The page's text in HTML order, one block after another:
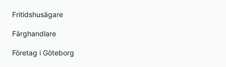
Fritidshusägare
Färghandlare
Företag i Göteborg